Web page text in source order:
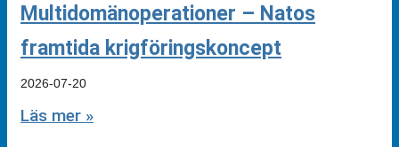
Multidomänoperationer – Natos
framtida krigföringskoncept
2026-07-20
Läs mer »